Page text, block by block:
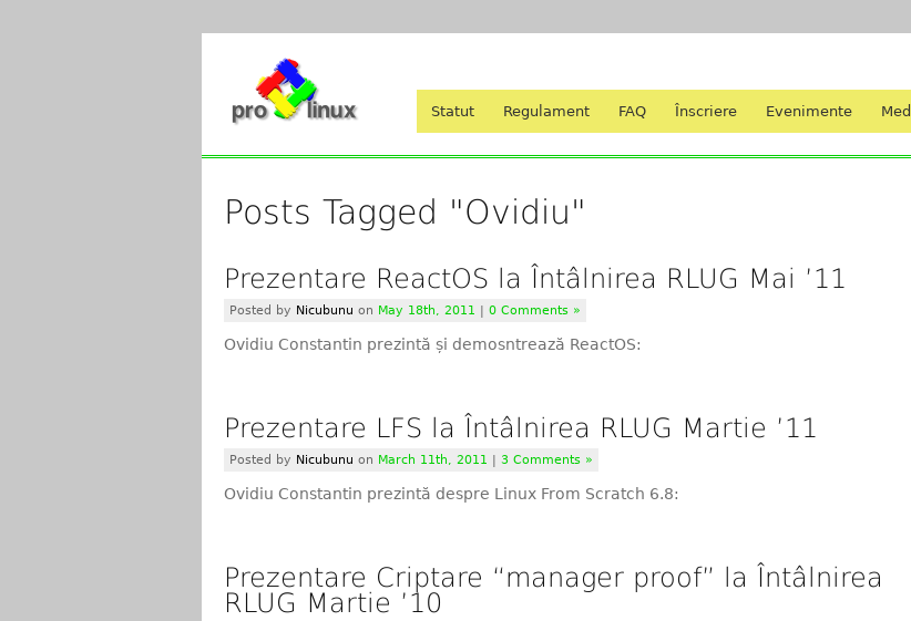
Statut Regulament FAQ Înscriere Evenimente
Posts Tagged "ovidiu"
Prezentare ReactOS la Întâlnirea RLUG Mai ’11
Posted by Nicubunu on May 18th, 2011 | 0 Comments »
Ovidiu Constantin prezintă și demosntrează ReactOS:
Prezentare LFS la Întâlnirea RLUG Martie ’11
Posted by Nicubunu on March 11th, 2011 | 3 Comments »
Ovidiu Constantin prezintă despre Linux From Scratch 6.8:
Prezentare Criptare “manager proof” la Întâlnirea
RLUG Martie ’10